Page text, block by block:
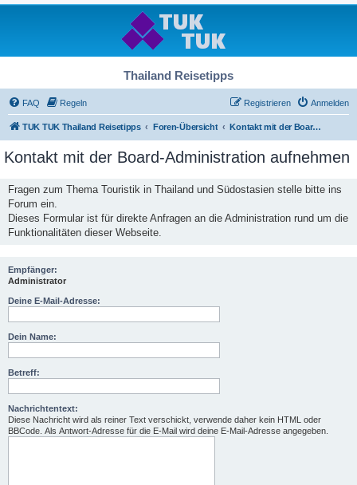
Thailand Reisetipps
FAQ Regeln Anmelden
Registrieren
TUK TUK Thailand Reisetipps Foren-Übersicht Kontakt mit der Board-Administration aufnehmen
Kontakt mit der Board-Administration aufnehmen
Fragen zum Thema Touristik in Thailand und Südostasien stelle bitte ins
Forum ein.
Dieses Formular ist für direkte Anfragen an die Administration rund um die
Funktionalitäten dieser Webseite.
Empfänger:
Administrator
Deine E-Mail-Adresse:
Dein Name:
Betreff:
Nachrichtentext:
Diese Nachricht wird als reiner Text verschickt, verwende daher kein HTML oder
BBCode. Als Antwort-Adresse für die E-Mail wird deine E-Mail-Adresse angegeben.